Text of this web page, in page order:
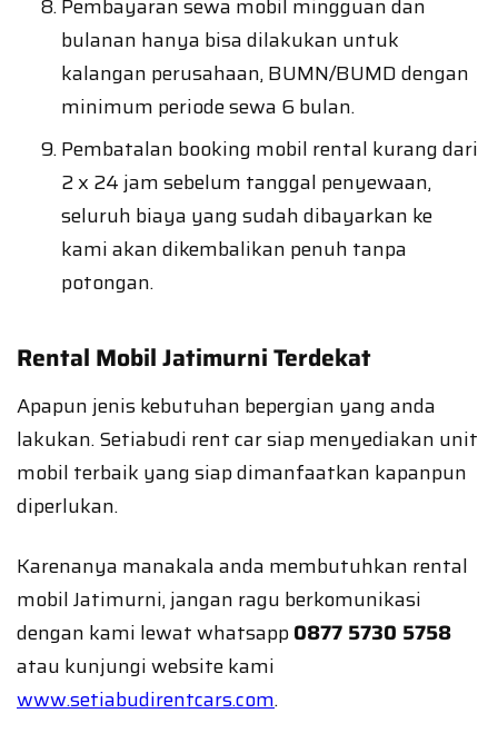
Pembayaran sewa mobil mingguan dan
bulanan hanya bisa dilakukan untuk
kalangan perusahaan, BUMN/BUMD dengan
minimum periode sewa 6 bulan.
Pembatalan booking mobil rental kurang dari
2 x 24 jam sebelum tanggal penyewaan,
seluruh biaya yang sudah dibayarkan ke
kami akan dikembalikan penuh tanpa
potongan.
Rental Mobil Jatimurni Terdekat
Apapun jenis kebutuhan bepergian yang anda
lakukan. Setiabudi rent car siap menyediakan unit
mobil terbaik yang siap dimanfaatkan kapanpun
diperlukan.
Karenanya manakala anda membutuhkan rental
mobil Jatimurni, jangan ragu berkomunikasi
dengan kami lewat whatsapp0877 5730 5758
atau kunjungi website kami
www.setiabudirentcars.com.